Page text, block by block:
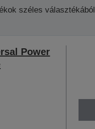
széles
Power